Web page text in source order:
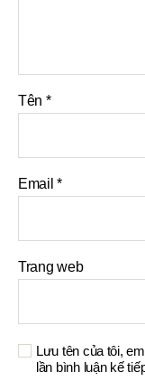
Tên *
Email*
Trang web
Lưu tên của tôi,
lần bình luận kế